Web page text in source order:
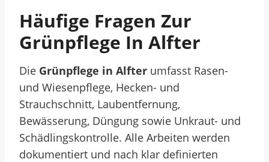
Häufige Fragen Zur
Grünpflege In Alfter
Die Grünpflege in Alfter umfasst Rasen-
und Wiesenpflege, Hecken- und
Strauchschnitt, Laubentfernung,
Bewässerung, Düngung sowie Unkraut- und
Schädlingskontrolle. Alle Arbeiten werden
dokumentiert und nach klar definierten